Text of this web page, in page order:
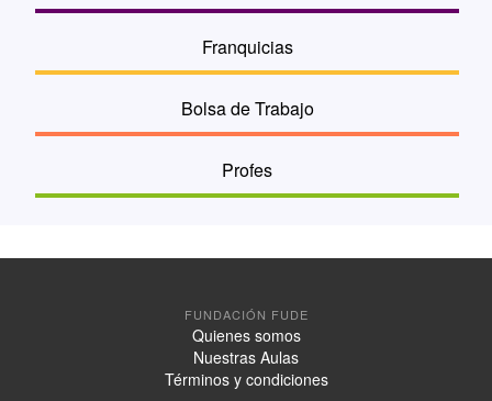
Franquicias
Bolsa de Trabajo
Profes
FUNDACIÓN FUDE
Quienes somos
Nuestras Aulas
Términos y condiciones